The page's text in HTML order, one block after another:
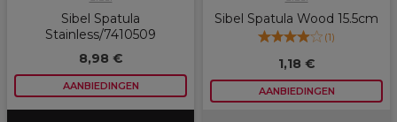
Sibel Spatula
Stainless/7410509
8,98 €
AANBIEDINGEN
Sibel Spatula Wood 15.5cm
(1)
1,18 €
AANBIEDINGEN